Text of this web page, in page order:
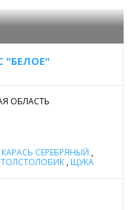
"БЕЛОЕ"
ОБЛАСТЬ
КАРАСЬ СЕРЕБРЯНЫЙ ,
ТОЛСТОЛОБИК , ЩУКА